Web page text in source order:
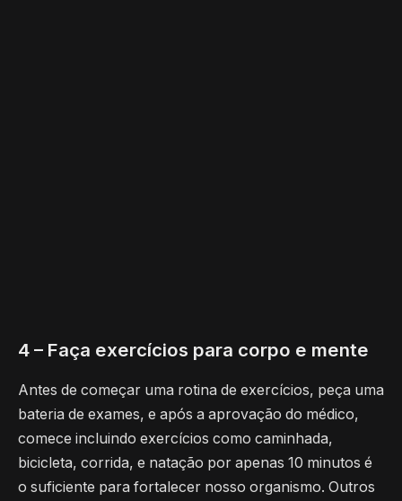
4 – Faça exercícios para corpo e mente
Antes de começar uma rotina de exercícios, peça uma
bateria de exames, e após a aprovação do médico,
comece incluindo exercícios como caminhada,
bicicleta, corrida, e natação por apenas 10 minutos é
o suficiente para fortalecer nosso organismo. Outros